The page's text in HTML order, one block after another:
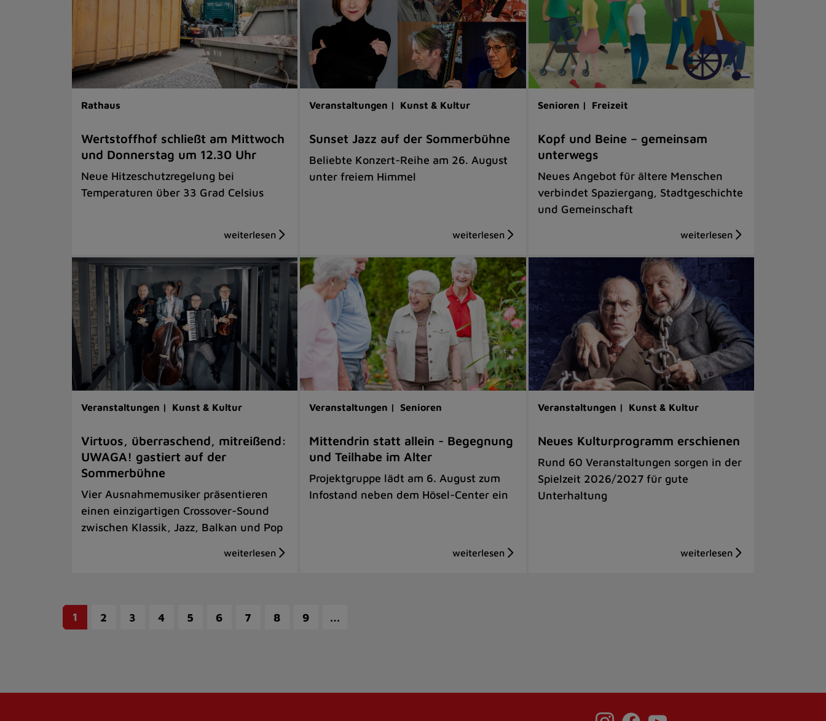
Rathaus
Wertstoffhof schließt am Mittwoch
und Donnerstag um 12.30 Uhr
Neue Hitzeschutzregelung bei
Temperaturen über 33 Grad Celsius
Veranstaltungen | Kunst & Kultur
Sunset Jazz auf der Sommerbühne
Beliebte Konzert-Reihe am 26. August
unter freiem Himmel
Senioren | Freizeit
Kopf und Beine – gemeinsam
unterwegs
Neues Angebot für ältere Menschen
verbindet Spaziergang, Stadtgeschichte
und Gemeinschaft
Veranstaltungen | Kunst & Kultur
Virtuos, überraschend, mitreißend:
UWAGA! gastiert auf der
Sommerbühne
Vier Ausnahmemusiker präsentieren
einen einzigartigen Crossover-Sound
zwischen Klassik, Jazz, Balkan und Pop
Veranstaltungen | Senioren
Mittendrin statt allein - Begegnung
und Teilhabe im Alter
Projektgruppe lädt am 6. August zum
Infostand neben dem Hösel-Center ein
Veranstaltungen | Kunst & Kultur
Neues Kulturprogramm erschienen
Rund 60 Veranstaltungen sorgen in der
Spielzeit 2026/2027 für gute
Unterhaltung
1 2 3 4 5 6 7 8 9 …